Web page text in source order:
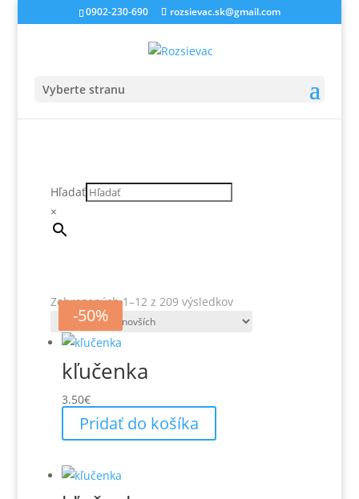
0902-230-690 rozsievac.sk@gmail.com
Vyberte stranu
Hľadať
×
Zobrazených 1–12 z 209 výsledkovZoradené
podľa
kľučenka
3.50€
Pridať do košíka
-13%
-27%
-27%
-50%